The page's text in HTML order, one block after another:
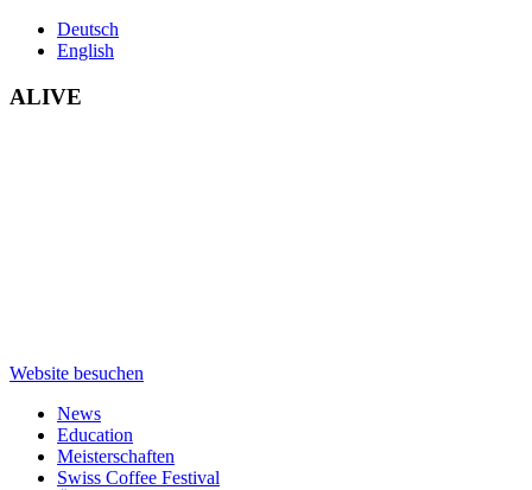
Deutsch
English
ALIVE
Website besuchen
News
Education
Meisterschaften
Swiss Coffee Festival